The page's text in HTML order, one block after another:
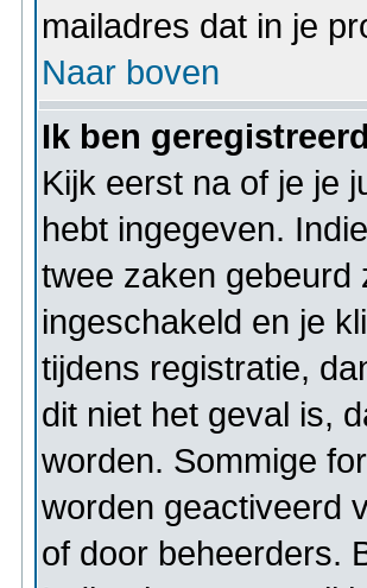
mailadres dat in je
Naar boven
Ik ben
Kijk eerst na of je je
hebt ingegeven.
twee zaken gebeurd
ingeschakeld en je
tijdens registratie,
dit niet het geval is,
worden. Sommige
worden geactiveerd
of door beheerders.